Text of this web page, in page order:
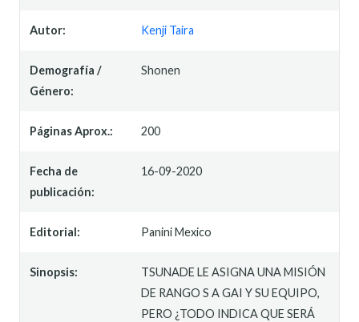
Autor: Kenji Taira
Demografía /
Género:
Shonen
Páginas Aprox.: 200
Fecha de
publicación:
16-09-2020
Editorial: Panini Mexico
Sinopsis:
TSUNADE LE ASIGNA UNA MISIÓN
DE RANGO S A GAI Y SU EQUIPO,
PERO ¿TODO INDICA QUE SERÁ